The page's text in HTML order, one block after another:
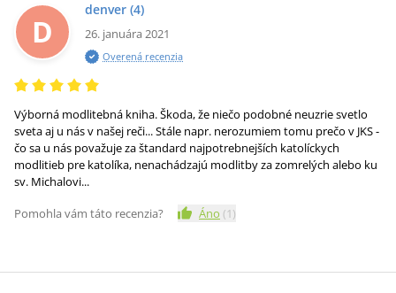
D
denver (4)
26. januára 2021
Overená recenzia
Výborná modlitebná kniha. Škoda, že niečo podobné neuzrie svetlo
sveta aj u nás v našej reči... Stále napr. nerozumiem tomu prečo v JKS -
čo sa u nás považuje za štandard najpotrebnejších katolíckych
modlitieb pre katolíka, nenachádzajú modlitby za zomrelých alebo ku
sv. Michalovi...
Pomohla vám táto recenzia?
Áno (1)